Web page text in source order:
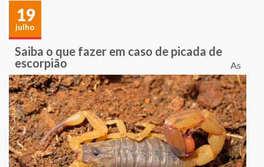
19
julho
Saiba o que fazer em caso de picada de
escorpião
As